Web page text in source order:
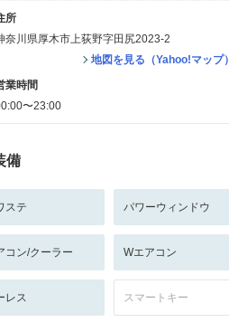
所
奈川県厚木市上荻野字田尻2023-2
地図を見る（Yahoo!マップ）
業時間
〜23:00
備
ステ パワーウィンドウ
コン/クーラー Wエアコン
レス スマートキー